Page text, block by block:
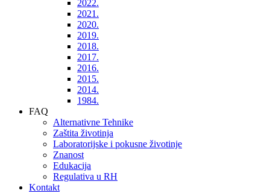
2022.
2021.
2020.
2019.
2018.
2017.
2016.
2015.
2014.
1984.
FAQ
Alternativne Tehnike
Zaštita životinja
Laboratorijske i pokusne životinje
Znanost
Edukacija
Regulativa u RH
Kontakt